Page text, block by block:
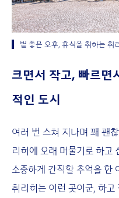
볕 좋은 오후, 휴식을 취하는
크면서 작고, 빠르면
적인 도시
여러 번 스쳐 지나며 꽤 괜
리히에 오래 머물기로 하고
소중하게 간직할 추억을 한
취리히는 이런 곳이군, 하